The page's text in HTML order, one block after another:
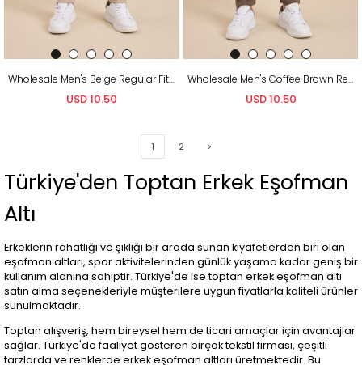
Wholesale Men's Beige Regular Fit Pique Fabric Sweatpants
USD 10.50
Wholesale Men's Coffee Brown Regular Fit Pique Fabric Sweatpants
USD 10.50
1 2 >
Türkiye'den Toptan Erkek Eşofman
Altı
Erkeklerin rahatlığı ve şıklığı bir arada sunan kıyafetlerden biri olan
eşofman altları, spor aktivitelerinden günlük yaşama kadar geniş bir
kullanım alanına sahiptir. Türkiye'de ise toptan erkek eşofman altı
satın alma seçenekleriyle müşterilere uygun fiyatlarla kaliteli ürünler
sunulmaktadır.
Toptan alışveriş, hem bireysel hem de ticari amaçlar için avantajlar
sağlar. Türkiye'de faaliyet gösteren birçok tekstil firması, çeşitli
tarzlarda ve renklerde erkek eşofman altları üretmektedir. Bu